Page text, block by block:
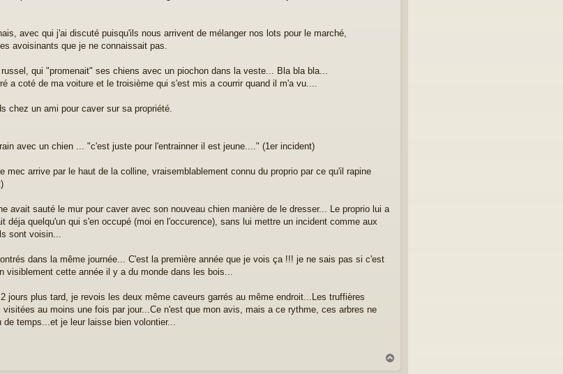
avec qui j'ai discuté puisqu'ils nous arrivent de mélanger nos lots pour le marché,
avoisinants que je ne connaissait pas.
qui "promenait" ses chiens avec un piochon dans la veste... Bla bla bla...
a coté de ma voiture et le troisième qui s'est mis a courrir quand il m'a vu....
chez un ami pour caver sur sa propriété.
avec un chien ... "c'est juste pour l'entrainner il est jeune...." (1er incident)
mec arrive par le haut de la colline, vraisemblablement connu du proprio par ce qu'il rapine
avait sauté le mur pour caver avec son nouveau chien manière de le dresser... Le proprio lui a
déja quelqu'un qui s'en occupé (moi en l'occurence), sans lui mettre un incident comme aux
sont voisin...
dans la même journée... C'est la première année que je vois ça !!! je ne sais pas si c'est
visiblement cette année il y a du monde dans les bois...
jours plus tard, je revois les deux même caveurs garrés au même endroit...Les truffières
au moins une fois par jour...Ce n'est que mon avis, mais a ce rythme, ces arbres ne
temps...et je leur laisse bien volontier...